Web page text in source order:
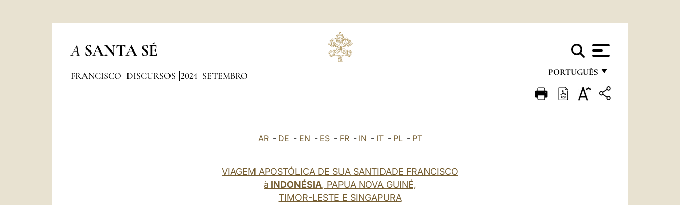
A SANTA SÉ
PORTUGUÊS
FRANÇAIS
FRANCISCO DISCURSOS 2024 SETEMBRO
AR- DE - EN - ES- FR- IN - IT- PL- PT
VIAGEM APOSTÓLICA DE SUA SANTIDADE FRANCISCO
à INDONÉSIA, PAPUA NOVA GUINÉ,
TIMOR-LESTE E SINGAPURA